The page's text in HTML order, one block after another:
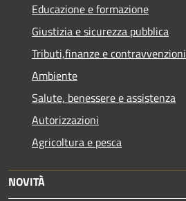
Educazione e formazione
Giustizia e sicurezza pubblica
Tributi,finanze e contravvenzioni
Ambiente
Salute, benessere e assistenza
Autorizzazioni
Agricoltura e pesca
NOVITÀ